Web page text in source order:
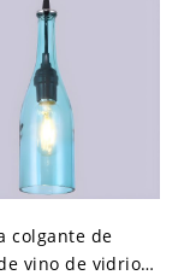
colgante de
vino de vidrio